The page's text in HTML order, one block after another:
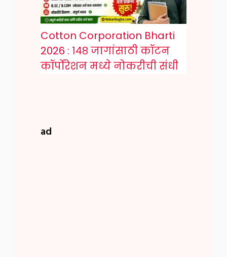
Cotton Corporation Bharti
2026 : १४८ जागांसाठी कॉटन
कॉर्पोरेशन मध्ये नोकरीची संधी
ad